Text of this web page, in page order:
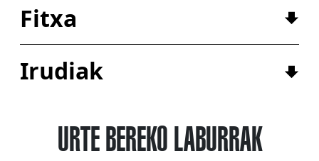
Fitxa
Irudiak
URTE BEREKO LABURRAK